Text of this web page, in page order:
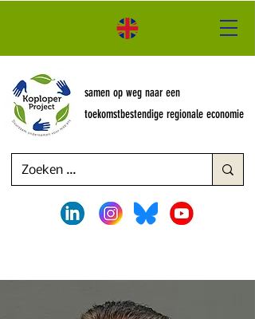
samen op weg naar een
toekomstbestendige regionale economie